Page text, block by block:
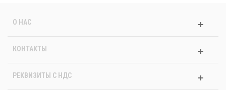
О НАС
КОНТАКТЫ
РЕКВИЗИТЫ C НДС